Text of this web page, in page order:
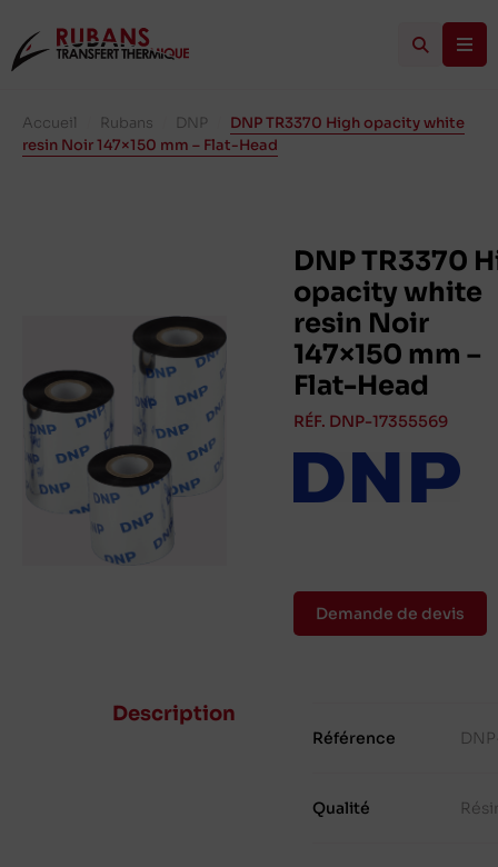
Accueil Rubans DNP
DNP TR3370 High opacity white
resin Noir 147×150 mm – Flat-Head
DNP TR3370
opacity white
resin Noir
147×150 mm –
Flat-Head
RÉF. DNP-17355569
Demande de devis
Description
Référence
Qualité